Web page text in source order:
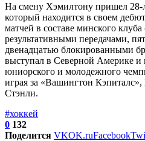
На смену Хэмилтону пришел 28-
который находится в своем
матчей в составе минского
результативными передачами,
двенадцатью блокированными
выступал в Северной Америке и
юниорского и молодежного
играя за «Вашингтон Кэпиталс»,
Стэнли.
#хоккей
0 132
Поделится VKOK.ruFacebook